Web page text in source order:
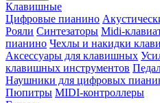
Клавишные
Цифровые пианино
Рояли Синтезаторы Midi-
пианино Чехлы и накидки
Аксессуары для клавишных
клавишных инструментов
Наушники для цифровых
Пюпитры MIDI-контроллеры